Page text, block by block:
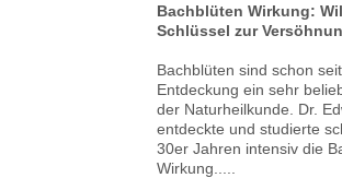
Bachblüten Wirkung:
Schlüssel zur
Bachblüten sind schon
Entdeckung ein sehr
der Naturheilkunde. Dr.
entdeckte und studierte
30er Jahren intensiv die
Wirkung.....